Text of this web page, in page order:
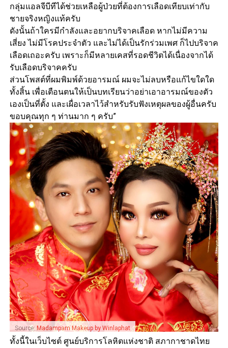
กลุ่มแอลจีบีทีได้ช่วยเหลือผู้ป่วยที่ต้องการเลือดเทียบเท่ากับ
ชายจริงหญิงแท้ครับ
ดังนั้นถ้าใครมีกำลังและอยากบริจาคเลือด หากไม่มีความ
เสี่ยง ไม่มีโรคประจำตัว และไม่ได้เป็นรักร่วมเพศ ก็ไปบริจาค
เลือดเถอะครับ เพราะก็มีหลายเคสที่รอดชีวิตได้เนื่องจากได้
รับเลือดบริจาคครับ
ส่วนโพสต์ที่ผมพิมพ์ด้วยอารมณ์ ผมจะไม่ลบหรือแก้ไขใดใด
ทั้งสิ้น เพื่อเตือนตนให้เป็นบทเรียนว่าอย่าเอาอารมณ์ของตัว
เองเป็นที่ตั้ง และเผื่อเวลาไว้สำหรับรับฟังเหตุผลของผู้อื่นครับ
ขอบคุณทุก ๆ ท่านมาก ๆ ครับ”
Source: Madampam Makeup by Winlaphat
ทั้งนี้ในเว็บไซต์ ศูนย์บริการโลหิตแห่งชาติ สภากาชาดไทย